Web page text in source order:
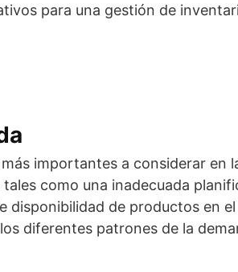
para una gestión de
importantes a considerar
como una inadecuada
disponibilidad de productos en
diferentes patrones de la